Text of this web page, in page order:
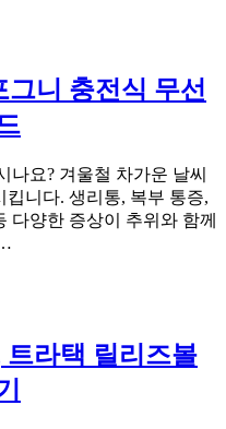
니 충전식 무선
나요? 겨울철 차가운 날씨
니다. 생리통, 복부 통증,
다양한 증상이 추위와 함께
라택 릴리즈볼